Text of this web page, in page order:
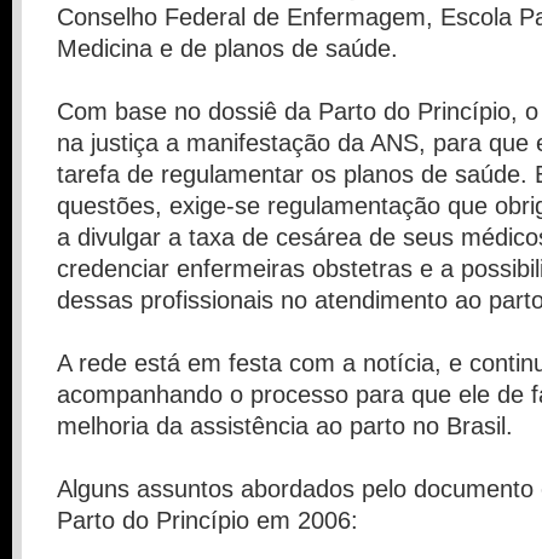
Conselho Federal de Enfermagem, Escola
Medicina e de planos de saúde.
Com base no dossiê da Parto do Princípio,
na justiça a manifestação da ANS, para que
tarefa de regulamentar os planos de saúde.
questões, exige-se regulamentação que
a divulgar a taxa de cesárea de seus
credenciar enfermeiras obstetras e a
dessas profissionais no atendimento ao
A rede está em festa com a notícia, e
acompanhando o processo para que ele de
melhoria da assistência ao parto no Brasil.
Alguns assuntos abordados pelo documento
Parto do Princípio em 2006: